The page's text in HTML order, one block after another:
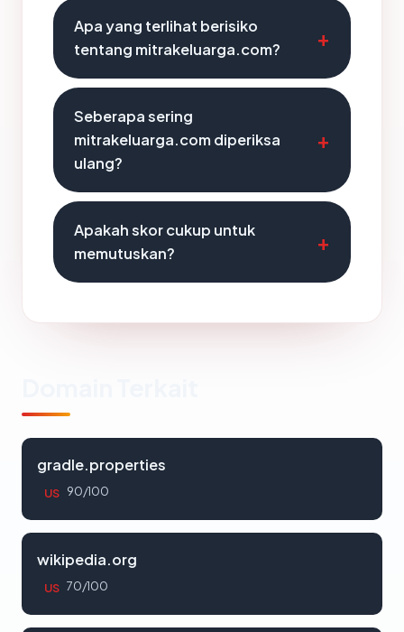
Apa yang terlihat berisiko
tentang mitrakeluarga.com?
Seberapa sering
mitrakeluarga.com diperiksa
ulang?
Apakah skor cukup untuk
memutuskan?
gradle.properties
US 90/100
wikipedia.org
US 70/100